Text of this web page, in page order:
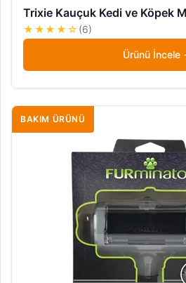
Trixie Kauçuk Kedi ve Köpek
★★★★☆ (6)
Ürünü İncele
BAKIM ÜRÜNÜ